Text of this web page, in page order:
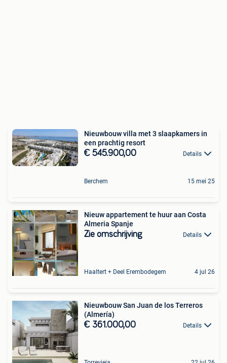
Nieuwbouw villa met 3 slaapkamers in
een prachtig resort
€ 545.900,00 Details
Berchem 15 mei 25
Nieuw appartement te huur aan Costa
Almeria Spanje
Zie omschrijving Details
Haaltert + Deel Erembodegem 4 jul 26
Nieuwbouw San Juan de los Terreros
(Almería)
€ 361.000,00 Details